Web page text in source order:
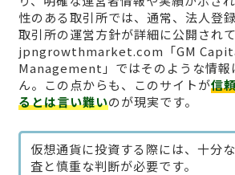
性のある取引所では、通常、法人登
取引所の運営方針が詳細に公開されて
jpngrowthmarket.com「GM
Management」ではそのような情報
ん。この点からも、このサイトが信
るとは言い難いのが現実です。
仮想通貨に投資する際には、十分
査と慎重な判断が必要です。